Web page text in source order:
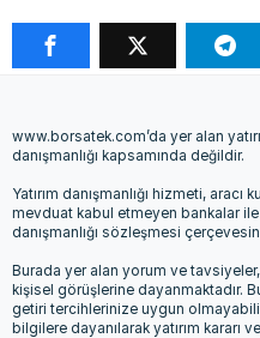
www.borsatek.com’da yer alan
danışmanlığı kapsamında değildir.
Yatırım danışmanlığı hizmeti,
mevduat kabul etmeyen bankalar ile
danışmanlığı sözleşmesi
Burada yer alan yorum ve
kişisel görüşlerine dayanmaktadır.
getiri tercihlerinize uygun
bilgilere dayanılarak yatırım kararı